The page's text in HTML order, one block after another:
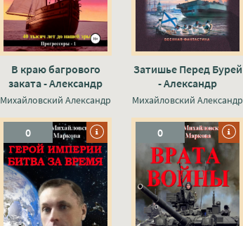
В краю багрового
заката - Александр
Михайловский, Юлия
Михайловский Александр
Затишье Перед Бурей
- Александр
Михайловский,
Михайловский Александр
0 0